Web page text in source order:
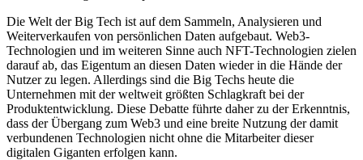
Die Welt der Big Tech ist auf dem Sammeln, Analysieren und
Weiterverkaufen von persönlichen Daten aufgebaut. Web3-
Technologien und im weiteren Sinne auch NFT-Technologien zielen
darauf ab, das Eigentum an diesen Daten wieder in die Hände der
Nutzer zu legen. Allerdings sind die Big Techs heute die
Unternehmen mit der weltweit größten Schlagkraft bei der
Produktentwicklung. Diese Debatte führte daher zu der Erkenntnis,
dass der Übergang zum Web3 und eine breite Nutzung der damit
verbundenen Technologien nicht ohne die Mitarbeiter dieser
digitalen Giganten erfolgen kann.